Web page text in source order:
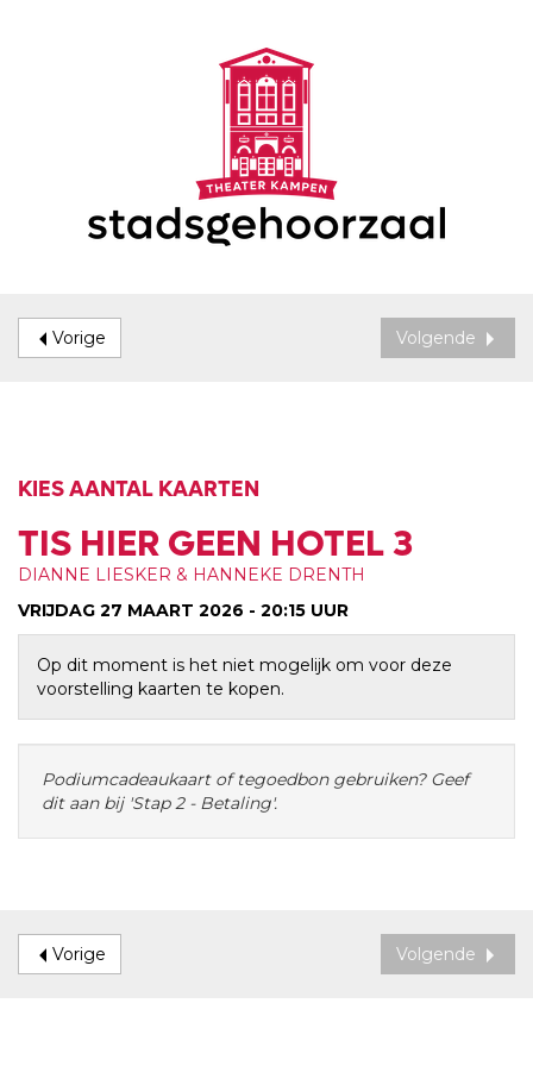
Vorige Volgende
KIES AANTAL KAARTEN
TIS HIER GEEN HOTEL 3
DIANNE LIESKER & HANNEKE DRENTH
VRIJDAG 27 MAART 2026 - 20:15 UUR
Op dit moment is het niet mogelijk om voor deze
voorstelling kaarten te kopen.
Podiumcadeaukaart of tegoedbon gebruiken? Geef
dit aan bij 'Stap 2 - Betaling'.
Vorige Volgende